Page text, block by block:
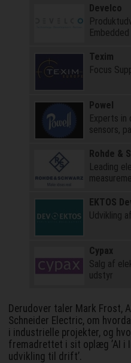
Develco
Texim
Focus
Powel
Experts in
sensors,
Rohde &
Leading
EKTOS
Udvikling
Cypax
Salg af
udstyr
Derudover taler Mark Frost,
Schneider Electric, om
i industrielle projekter, og
fremadrettet i sit oplæg ’AI i
udvikling til drift’.